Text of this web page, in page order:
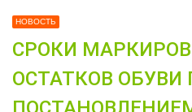
НОВОСТЬ
СРОКИ
ОСТАТКОВ